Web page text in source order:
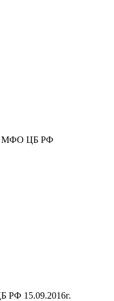
МФО ЦБ РФ
РФ 15.09.2016г.